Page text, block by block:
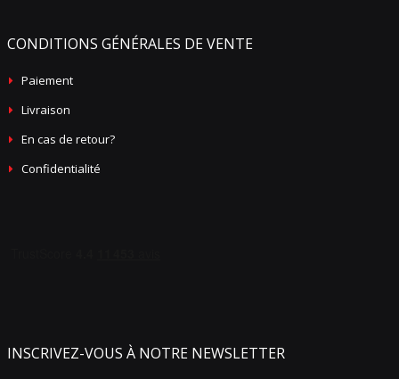
CONDITIONS GÉNÉRALES DE VENTE
Paiement
Livraison
En cas de retour?
Confidentialité
INSCRIVEZ-VOUS À NOTRE NEWSLETTER